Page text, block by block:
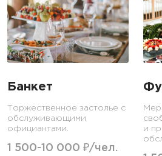
Банкет
Торжественное застолье с
обслуживающими
официантами.
1 500-10 000 ₽/чел.
и